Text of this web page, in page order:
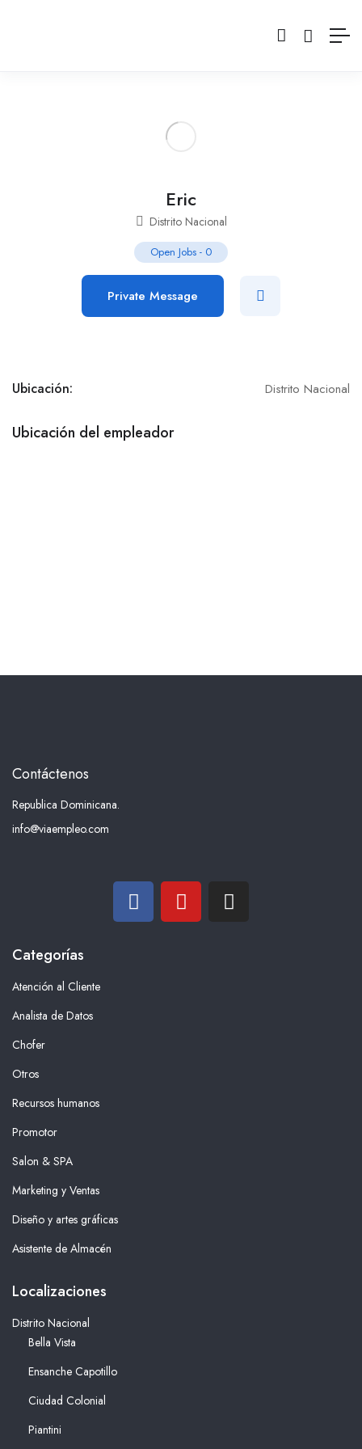
Eric
Distrito Nacional
Open Jobs - 0
Private Message
Ubicación: Distrito Nacional
Ubicación del empleador
Contáctenos
Republica Dominicana.
info@viaempleo.com
Categorías
Atención al Cliente
Analista de Datos
Chofer
Otros
Recursos humanos
Promotor
Salon & SPA
Marketing y Ventas
Diseño y artes gráficas
Asistente de Almacén
Localizaciones
Distrito Nacional
Bella Vista
Ensanche Capotillo
Ciudad Colonial
Piantini